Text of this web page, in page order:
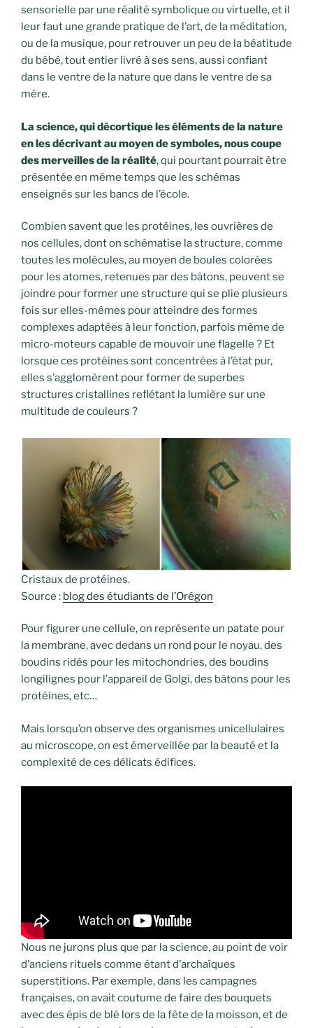
sensorielle par une réalité symbolique ou virtuelle, et il
leur faut une grande pratique de l’art, de la méditation,
ou de la musique, pour retrouver un peu de la béatitude
du bébé, tout entier livré à ses sens, aussi confiant
dans le ventre de la nature que dans le ventre de sa
mère.
La science, qui décortique les éléments de la nature
en les décrivant au moyen de symboles, nous coupe
des merveilles de la réalité, qui pourtant pourrait être
présentée en même temps que les schémas
enseignés sur les bancs de l’école.
Combien savent que les protéines, les ouvrières de
nos cellules, dont on schématise la structure, comme
toutes les molécules, au moyen de boules colorées
pour les atomes, retenues par des bâtons, peuvent se
joindre pour former une structure qui se plie plusieurs
fois sur elles-mêmes pour atteindre des formes
complexes adaptées à leur fonction, parfois même de
micro-moteurs capable de mouvoir une flagelle ? Et
lorsque ces protéines sont concentrées à l’état pur,
elles s’agglomèrent pour former de superbes
structures cristallines reflétant la lumière sur une
multitude de couleurs ?
Cristaux de protéines.
Source : blog des étudiants de l’Orégon
Pour figurer une cellule, on représente un patate pour
la membrane, avec dedans un rond pour le noyau, des
boudins ridés pour les mitochondries, des boudins
longilignes pour l’appareil de Golgi, des bâtons pour les
protéines, etc…
Mais lorsqu’on observe des organismes unicellulaires
au microscope, on est émerveillée par la beauté et la
complexité de ces délicats édifices.
Nous ne jurons plus que par la science, au point de voir
d’anciens rituels comme étant d’archaïques
superstitions. Par exemple, dans les campagnes
françaises, on avait coutume de faire des bouquets
avec des épis de blé lors de la fête de la moisson, et de